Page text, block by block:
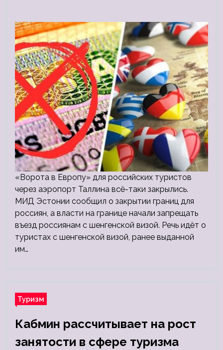
«Ворота в Европу» для российских туристов
через аэропорт Таллина всё-таки закрылись.
МИД Эстонии сообщил о закрытии границ для
россиян, а власти на границе начали запрещать
въезд россиянам с шенгенской визой. Речь идёт о
туристах с шенгенской визой, ранее выданной
им…
Туризм
Кабмин рассчитывает на рост
занятости в сфере туризма